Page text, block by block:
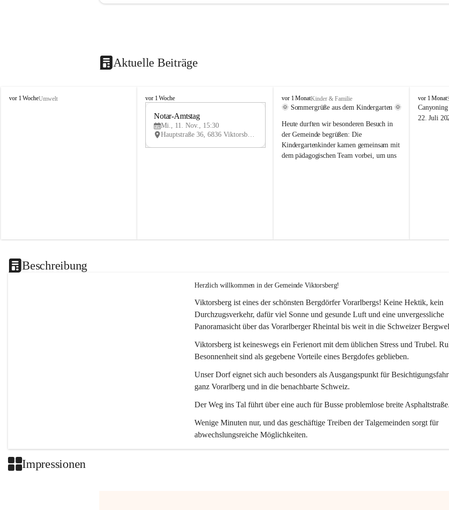
Aktuelle Beiträge
V
vor 1 WocheUmwelt
V
vor 1 Woche
V
Notar-Amtstag
Mi., 11. Nov., 15:30
Hauptstraße 36, 6836 Viktorsberg, AUT
V
i
t
o
r
s
vor 1 MonatKinder & Familie
🌞 Sommergrüße aus dem Kindergarten 🌞
Heute durften wir besonderen Besuch in
der Gemeinde begrüßen: Die
Kindergartenkinder kamen gemeinsam mit
dem pädagogischen Team vorbei, um uns
V
i
k
vor 1 Monat
22. Juli
Beschreibung
Herzlich willkommen in der Gemeinde Viktorsberg!
Viktorsberg ist eines der schönsten Bergdörfer Vorarlbergs! Keine Hektik, kein
Durchzugsverkehr, dafür viel Sonne und gesunde Luft und eine unvergessliche
Panoramasicht über das Vorarlberger Rheintal bis weit in die Schweizer
Viktorsberg ist keineswegs ein Ferienort mit dem üblichen Stress und Trubel.
Besonnenheit sind als gegebene Vorteile eines Bergdofes geblieben.
Unser Dorf eignet sich auch besonders als Ausgangspunkt für
ganz Vorarlberg und in die benachbarte Schweiz.
Der Weg ins Tal führt über eine auch für Busse problemlose breite
Wenige Minuten nur, und das geschäftige Treiben der Talgemeinden sorgt für
abwechslungsreiche Möglichkeiten.
Impressionen